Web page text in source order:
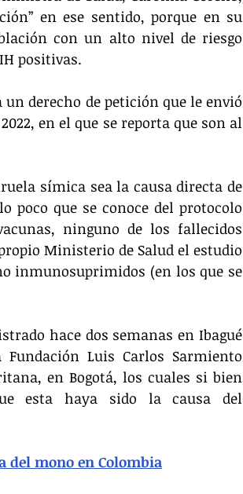
en ese sentido, porque en su
con un alto nivel de riesgo
positivas.
derecho de petición que le envió
en el que se reporta que son al
símica sea la causa directa de
poco que se conoce del protocolo
ninguno de los fallecidos
Ministerio de Salud el estudio
inmunosuprimidos (en los que se
hace dos semanas en Ibagué
Luis Carlos Sarmiento
en Bogotá, los cuales si bien
esta haya sido la causa del
del mono en Colombia